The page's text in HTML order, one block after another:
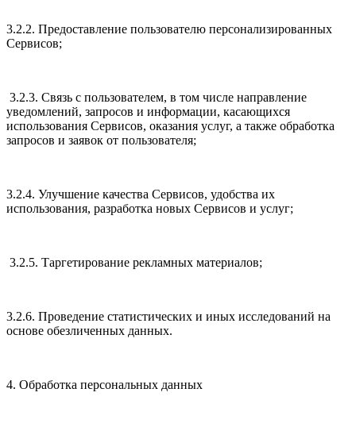
3.2.2. Предоставление пользователю персонализированных
Сервисов;
3.2.3. Связь с пользователем, в том числе направление
уведомлений, запросов и информации, касающихся
использования Сервисов, оказания услуг, а также обработка
запросов и заявок от пользователя;
3.2.4. Улучшение качества Сервисов, удобства их
использования, разработка новых Сервисов и услуг;
3.2.5. Таргетирование рекламных материалов;
3.2.6. Проведение статистических и иных исследований на
основе обезличенных данных.
4. Обработка персональных данных